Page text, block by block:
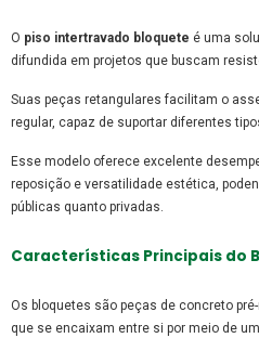
O piso intertravado bloquete é uma
difundida em projetos que buscam
Suas peças retangulares facilitam o
regular, capaz de suportar diferentes
Esse modelo oferece excelente
reposição e versatilidade estética,
públicas quanto privadas.
Características Principais do
Os bloquetes são peças de concreto
que se encaixam entre si por meio de